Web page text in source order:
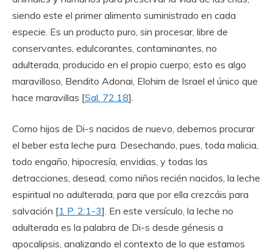
siendo este el primer alimento suministrado en cada
especie. Es un producto puro, sin procesar, libre de
conservantes, edulcorantes, contaminantes, no
adulterada, producido en el propio cuerpo; esto es algo
maravilloso, Bendito Adonai, Elohim de Israel el único que
hace maravillas [Sal. 72.18].
Como hijos de Di-s nacidos de nuevo, debemos procurar
el beber esta leche pura. Desechando, pues, toda malicia,
todo engaño, hipocresía, envidias, y todas las
detracciones, desead, como niños recién nacidos, la leche
espiritual no adulterada, para que por ella crezcáis para
salvación [1 P. 2:1-3]. En este versículo, la leche no
adulterada es la palabra de Di-s desde génesis a
apocalipsis, analizando el contexto de lo que estamos